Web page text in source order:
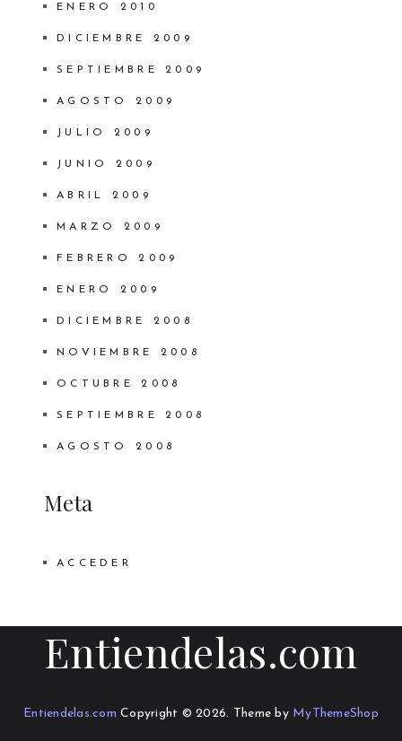
ENERO 2010
DICIEMBRE 2009
SEPTIEMBRE 2009
AGOSTO 2009
JULIO 2009
JUNIO 2009
ABRIL 2009
MARZO 2009
FEBRERO 2009
ENERO 2009
DICIEMBRE 2008
NOVIEMBRE 2008
OCTUBRE 2008
SEPTIEMBRE 2008
AGOSTO 2008
Meta
ACCEDER
Entiendelas.com
Entiendelas.com Copyright © 2026. Theme by MyThemeShop